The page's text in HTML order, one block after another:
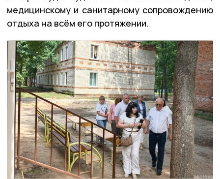
медицинскому и санитарному сопровождению
отдыха на всём его протяжении.